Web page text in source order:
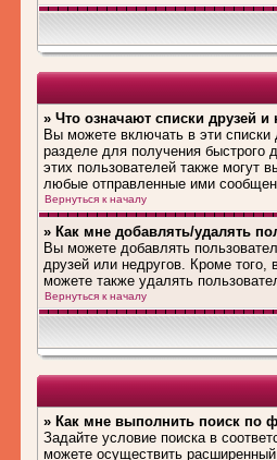
» Что означают списки друзей и
Вы можете включать в эти
разделе для получения быстрого
этих пользователей также могут
любые отправленные ими
Вернуться к началу
» Как мне добавлять/удалять
Вы можете добавлять
друзей или недругов. Кроме
можете также удалять
Вернуться к началу
» Как мне выполнить поиск по
Задайте условие поиска в
можете осуществить